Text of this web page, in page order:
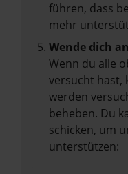
führen, dass
mehr
Wende dich
Wenn du alle
versucht hast,
werden
beheben. Du
schicken, um
unterstützen: